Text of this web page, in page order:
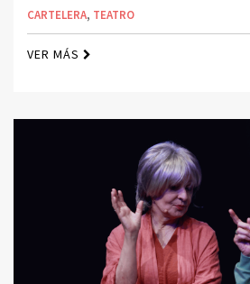
CARTELERA, TEATRO
VER MÁS